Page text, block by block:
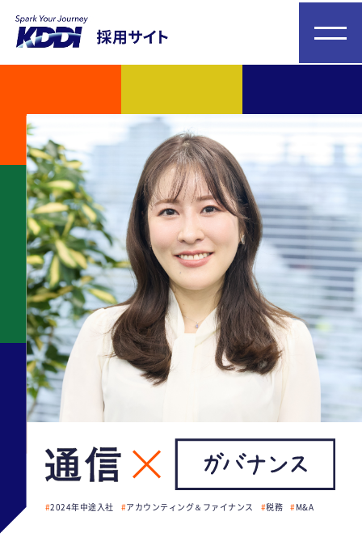
2024年中途入社 アカウンティング＆ファイナンス 税務 M&A